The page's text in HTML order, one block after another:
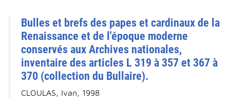
Bulles et brefs des papes et cardinaux de la
Renaissance et de l'époque moderne
conservés aux Archives nationales,
inventaire des articles L 319 à 357 et 367 à
370 (collection du Bullaire).
CLOULAS, Ivan, 1998